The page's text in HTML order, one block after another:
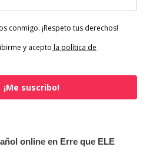
conmigo. ¡Respeto tus derechos!
y acepto la política de
¡Me suscribo!
online en Erre que ELE